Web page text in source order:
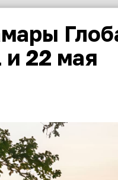
22 мая